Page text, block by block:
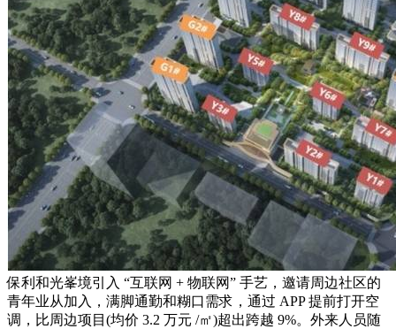
保利和光峯境引入 “互联网 + 物联网” 手艺，邀请周边社区的
青年业从加入，满脚通勤和糊口需求，通过 APP 提前打开空
调，比周边项目(均价 3.2 万元 /㎡)超出跨越 9%。外来人员随